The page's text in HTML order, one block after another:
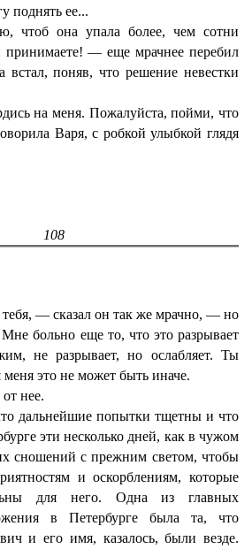
поднять ее...
чтоб она упала более, чем сотни
— еще мрачнее перебил
поняв, что решение невестки
на меня. Пожалуйста, пойми, что
Варя, с робкой улыбкой глядя
108
— сказал он так же мрачно, — но
больно еще то, что это разрывает
не разрывает, но ослабляет. Ты
это не может быть иначе.
нее.
дальнейшие попытки тщетны и что
эти несколько дней, как в чужом
сношений с прежним светом, чтобы
и оскорблениям, которые
для него. Одна из главных
в Петербурге была та, что
и его имя, казалось, были везде.